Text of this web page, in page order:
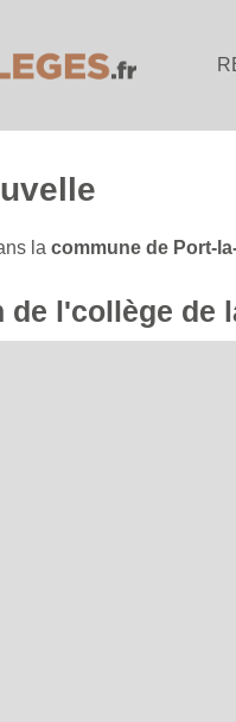
la commune de Port-
l'collège de